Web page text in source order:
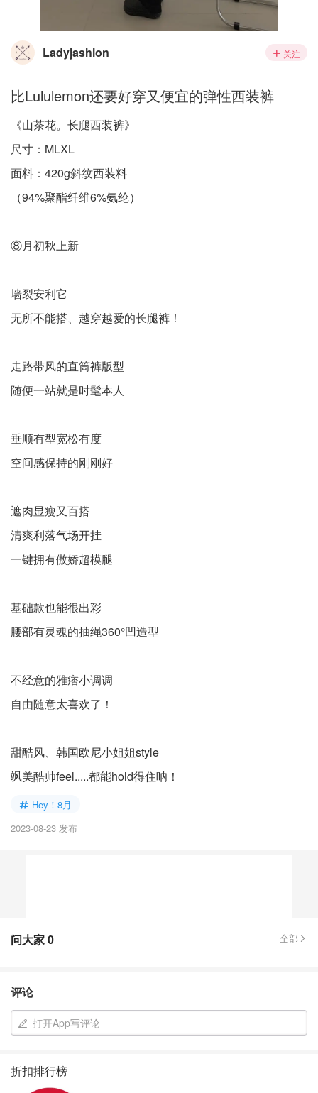
Ladyjashion 关注
比Lululemon还要好穿又便宜的弹性西装裤
《山茶花。长腿西装裤》
尺寸：MLXL
面料：420g斜纹西装料
（94%聚酯纤维6%氨纶）
⑧月初秋上新
墙裂安利它
无所不能搭、越穿越爱的长腿裤！
走路带风的直筒裤版型
随便一站就是时髦本人
垂顺有型宽松有度
空间感保持的刚刚好
遮肉显瘦又百搭
清爽利落气场开挂
一键拥有傲娇超模腿
基础款也能很出彩
腰部有灵魂的抽绳360°凹造型
不经意的雅痞小调调
自由随意太喜欢了！
甜酷风、韩国欧尼小姐姐style
飒美酷帅feel.....都能hold得住呐！
Hey！8月
2023-08-23 发布
问大家0 全部
评论
打开App写评论
折扣排行榜